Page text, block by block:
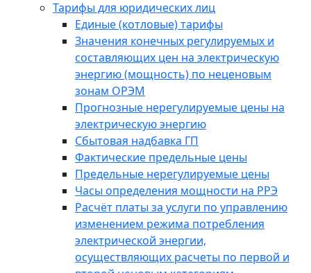
Тарифы для юридических лиц
Единые (котловые) тарифы
Значения конечных регулируемых и
составляющих цен на электрическую
энергию (мощность) по неценовым
зонам ОРЭМ
Прогнозные нерегулируемые цены на
электрическую энергию
Сбытовая надбавка ГП
Фактические предельные цены
Предельные нерегулируемые цены
Часы определения мощности на РРЭ
Расчёт платы за услуги по управлению
изменением режима потребления
электрической энергии,
осуществляющих расчеты по первой и